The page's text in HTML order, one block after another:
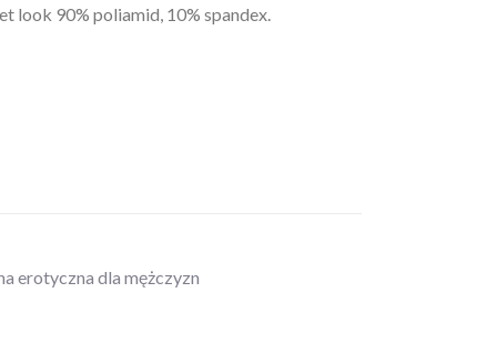
look 90% poliamid, 10% spandex.
erotyczna dla mężczyzn